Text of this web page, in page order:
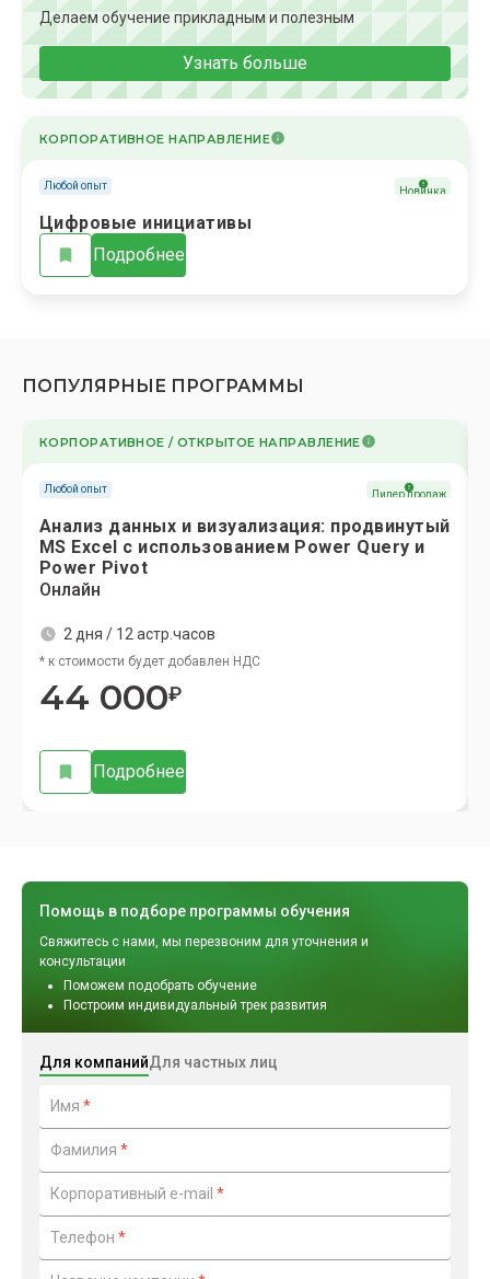
Делаем обучение прикладным и полезным
Узнать больше
КОРПОРАТИВНОЕ НАПРАВЛЕНИЕ
Любой опыт Новинка
Цифровые инициативы
Подробнее
ПОПУЛЯРНЫЕ ПРОГРАММЫ
КОРПОРАТИВНОЕ / ОТКРЫТОЕ НАПРАВЛЕНИЕ
Любой опыт Лидер продаж
Анализ данных и визуализация: продвинутый
МS Excel с использованием Power Query и
Power Pivot
Онлайн
2 дня / 12 астр.часов
* к стоимости будет добавлен НДС
44 000₽
Подробнее
Помощь в подборе программы обучения
Свяжитесь с нами, мы перезвоним для уточнения и
консультации
Поможем подобрать обучение
Построим индивидуальный трек развития
Для компанийДля частных лиц
Имя *
Фамилия *
Корпоративный e-mail *
Телефон *